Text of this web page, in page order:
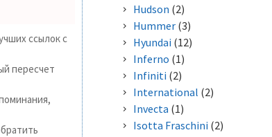
ссылок с
пересчет
Hudson (2)
Hummer(3)
Hyundai (12)
Inferno (1)
Infiniti (2)
International (2)
Invecta (1)
Isotta Fraschini (2)